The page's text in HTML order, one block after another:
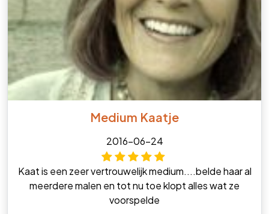
Medium Kaatje
2016-06-24
Kaat is een zeer vertrouwelijk medium....belde haar al
meerdere malen en tot nu toe klopt alles wat ze
voorspelde